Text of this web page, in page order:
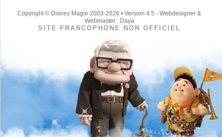
Copyright © Disney Magie 2003-2026 • Version 4.5 - Webdesigner &
Webmaster : Daya
SITE FRANCOPHONE NON OFFICIEL